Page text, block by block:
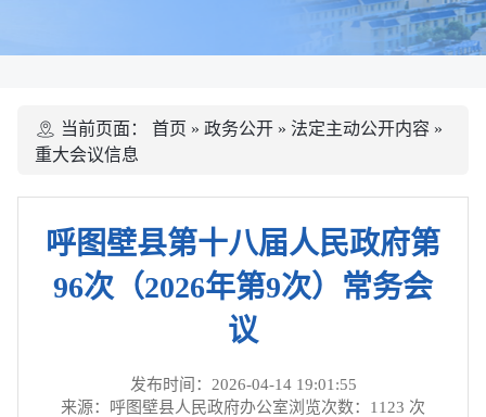
当前页面： 首页 » 政务公开 » 法定主动公开内容 »
重大会议信息
呼图壁县第十八届人民政府第
96次（2026年第9次）常务会
议
发布时间：2026-04-14 19:01:55
来源：呼图壁县人民政府办公室浏览次数： 1123 次